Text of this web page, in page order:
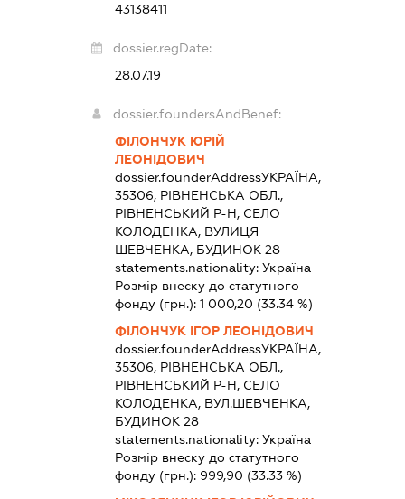
43138411
dossier.regDate:
28.07.19
dossier.foundersAndBenef:
ФІЛОНЧУК ЮРІЙ
ЛЕОНІДОВИЧ
dossier.founderAddressУКРАЇНА,
35306, РІВНЕНСЬКА ОБЛ.,
РІВНЕНСЬКИЙ Р-Н, СЕЛО
КОЛОДЕНКА, ВУЛИЦЯ
ШЕВЧЕНКА, БУДИНОК 28
statements.nationality:Україна
Розмір внеску до статутного
фонду (грн.):1 000,20 (33.34 %)
ФІЛОНЧУК ІГОР ЛЕОНІДОВИЧ
dossier.founderAddressУКРАЇНА,
35306, РІВНЕНСЬКА ОБЛ.,
РІВНЕНСЬКИЙ Р-Н, СЕЛО
КОЛОДЕНКА, ВУЛ.ШЕВЧЕНКА,
БУДИНОК 28
statements.nationality:Україна
Розмір внеску до статутного
фонду (грн.): 999,90 (33.33 %)